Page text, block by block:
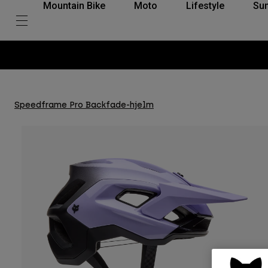
Mountain Bike Moto Lifestyle
Speedframe Pro Backfade-hjelm